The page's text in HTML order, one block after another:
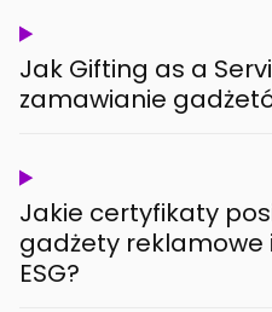
Jak Gifting as a
zamawianie
Jakie certyfikaty
gadżety reklamowe
ESG?